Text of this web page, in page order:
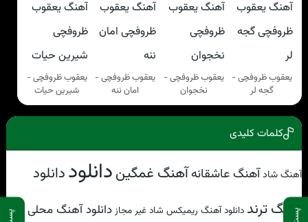
یعقوب ظروفچی -
گجه لر
یعقوب ظروفچی -
نخجوان
یعقوب ظروفچی -
امان ننه
یعقوب ظروفچی -
شیرین حیات
کلمات کلیدی
آهنگ شادآهنگ عاشقانهآهنگ غمگیندانلوددانلود
آهنگ ترند دانلود آهنگ ریمیکس شاد غیر مجاز دانلود آهنگ محلی